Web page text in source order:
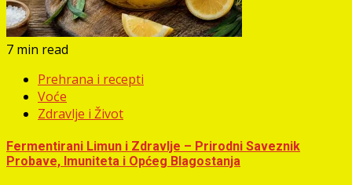
7 min read
Prehrana i recepti
Voće
Zdravlje i Život
Fermentirani Limun i Zdravlje – Prirodni Saveznik
Probave, Imuniteta i Općeg Blagostanja